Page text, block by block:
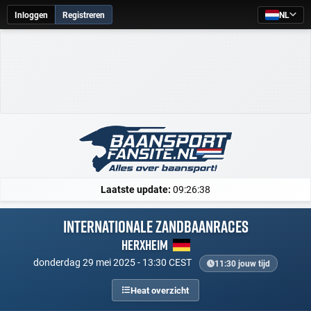
Inloggen Registreren NL
Laatste update: 09:26:38
Internationale zandbaanraces
Herxheim
donderdag 29 mei 2025 - 13:30 CEST 11:30 jouw tijd
Heat overzicht